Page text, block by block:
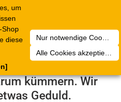
um
Shop
diese
Nur notwendige Cookies akzeptieren
Alle Cookies akzeptieren
Fehler
Service-Team wird
kümmern. Wir
Geduld.